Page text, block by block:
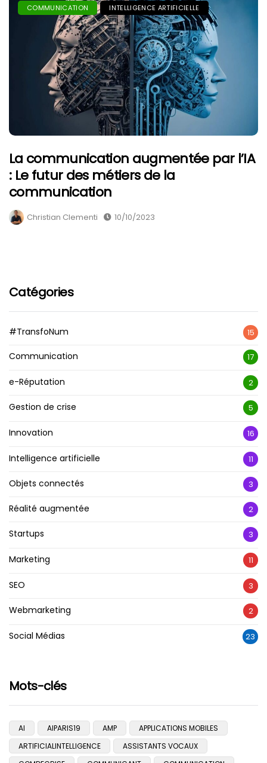
COMMUNICATION INTELLIGENCE ARTIFICIELLE
La communication augmentée par l’IA
: Le futur des métiers de la
communication
Christian Clementi 10/10/2023
Catégories
#TransfoNum 15
Communication 17
e-Réputation 2
Gestion de crise 5
Innovation 16
Intelligence artificielle 11
Objets connectés 3
Réalité augmentée 2
Startups 3
Marketing 11
SEO 3
Webmarketing 2
Social Médias 23
Mots-clés
AI AIPARIS19 AMP
APPLICATIONS MOBILES
ARTIFICIALINTELLIGENCE
ASSISTANTS VOCAUX